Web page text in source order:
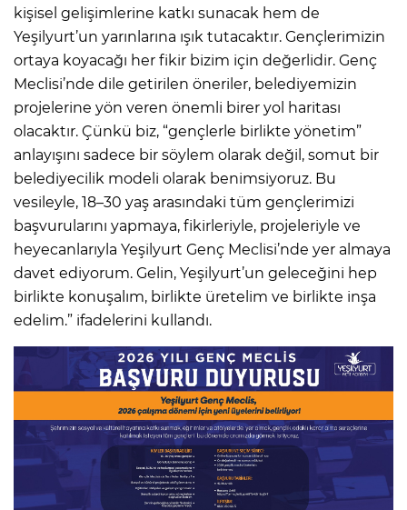
kişisel gelişimlerine katkı sunacak hem de
Yeşilyurt’un yarınlarına ışık tutacaktır. Gençlerimizin
ortaya koyacağı her fikir bizim için değerlidir. Genç
Meclisi’nde dile getirilen öneriler, belediyemizin
projelerine yön veren önemli birer yol haritası
olacaktır. Çünkü biz, “gençlerle birlikte yönetim”
anlayışını sadece bir söylem olarak değil, somut bir
belediyecilik modeli olarak benimsiyoruz. Bu
vesileyle, 18–30 yaş arasındaki tüm gençlerimizi
başvurularını yapmaya, fikirleriyle, projeleriyle ve
heyecanlarıyla Yeşilyurt Genç Meclisi’nde yer almaya
davet ediyorum. Gelin, Yeşilyurt’un geleceğini hep
birlikte konuşalım, birlikte üretelim ve birlikte inşa
edelim.” ifadelerini kullandı.